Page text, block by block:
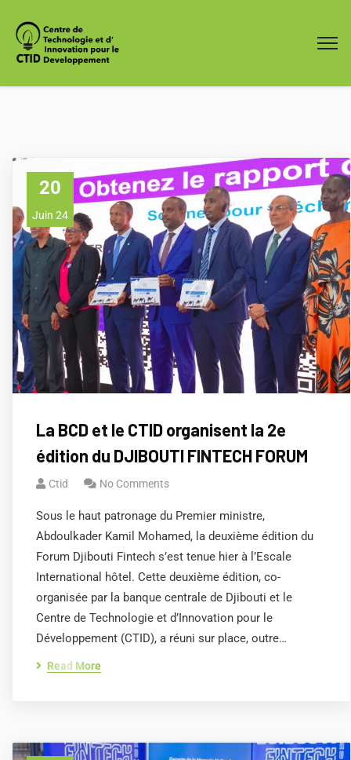
20
Juin 24
La BCD et le CTID organisent la 2e
édition du DJIBOUTI FINTECH FORUM
Ctid No Comments
Sous le haut patronage du Premier ministre,
Abdoulkader Kamil Mohamed, la deuxième édition du
Forum Djibouti Fintech s’est tenue hier à l’Escale
International hôtel. Cette deuxième édition, co-
organisée par la banque centrale de Djibouti et le
Centre de Technologie et d’Innovation pour le
Développement (CTID), a réuni sur place, outre…
Read More